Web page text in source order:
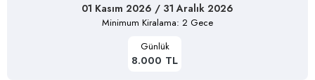
01 Kasım 2026 / 31 Aralık 2026
Minimum Kiralama: 2 Gece
Günlük
8.000 TL